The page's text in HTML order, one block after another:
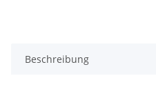
Beschreibung